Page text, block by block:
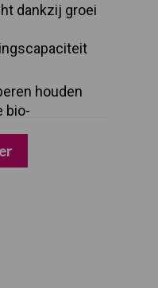
dankzij groei
houden
bio-
alles kloppen